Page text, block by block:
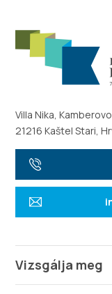
Villa Nika,
21216 Kaštel Stari,
Vizsgálja meg